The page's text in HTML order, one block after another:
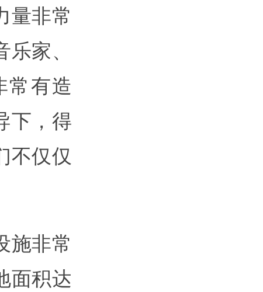
量非常
家、
常有造
下，得
不仅仅
施非常
面积达